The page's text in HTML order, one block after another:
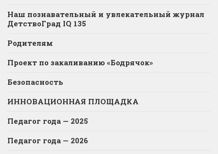
Наш познавательный и увлекательный журнал
ДетствоГрад IQ 135
Родителям
Проект по закаливанию «Бодрячок»
Безопасность
ИННОВАЦИОННАЯ ПЛОЩАДКА
Педагог года — 2025
Педагог года — 2026